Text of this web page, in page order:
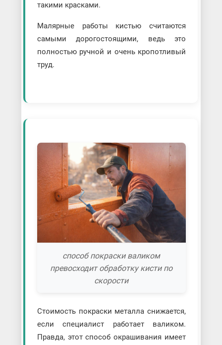
такими красками.
Малярные работы кистью считаются
самыми дорогостоящими, ведь это
полностью ручной и очень кропотливый
труд.
способ покраски валиком
превосходит обработку кисти по
скорости
Стоимость покраски металла снижается,
если специалист работает валиком.
Правда, этот способ окрашивания имеет